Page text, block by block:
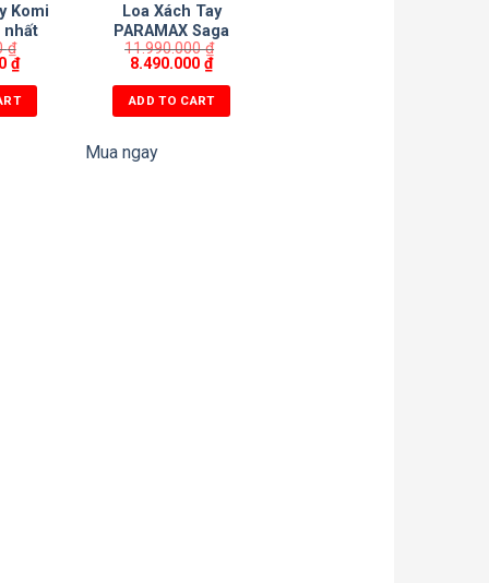
Komi
nhất
₫
₫
Loa Xách Tay
PARAMAX Saga
11.990.000₫
8.490.000₫
ADD TO CART
Mua ngay